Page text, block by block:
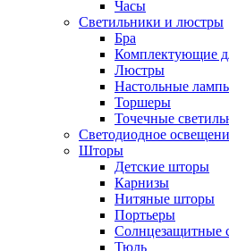
Часы
Светильники и люстры
Бра
Комплектующие
Люстры
Настольные
Торшеры
Точечные
Светодиодное
Шторы
Детские шторы
Карнизы
Нитяные шторы
Портьеры
Солнцезащитные
Тюль